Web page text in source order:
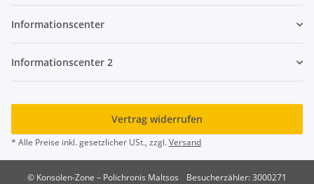
Informationscenter
Informationscenter 2
Vertrag widerrufen
* Alle Preise inkl. gesetzlicher USt., zzgl.Versand
© Konsolen-Zone – Polichronis Maltsos Besucherzähler: 3000271